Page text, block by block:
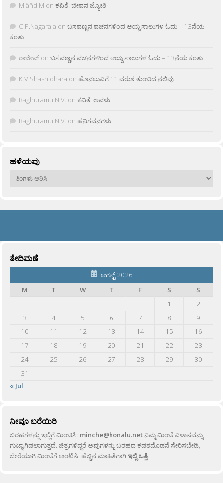
M âñd M on ಕವಿತೆ: ಜೀವನ ಜ್ಯೋತಿ
C.P.Nagaraja on ಬಸವಣ್ಣನ ವಚನಗಳಿಂದ ಆಯ್ದ ಸಾಲುಗಳ ಓದು – 13ನೆಯ
ಕಂತು
ರಾಜೀವ್ on ಬಸವಣ್ಣನ ವಚನಗಳಿಂದ ಆಯ್ದ ಸಾಲುಗಳ ಓದು – 13ನೆಯ ಕಂತು
K.V Shashidhara on ಹೊನಲುವಿಗೆ 11 ವರುಶ ತುಂಬಿದ ನಲಿವು
Raghuramu N.V. on ಕವಿತೆ: ಅವಳು
Raghuramu N.V. on ಹನಿಗವನಗಳು
ಹಳೆಯವು
ಹಳೆಯವು
ತೇದಿಮಣೆ
ಆಗಸ್ಟ್ 2026
M
T W T F S
S
1
2
3
4 5 6 7 8
9
10
11 12 13 14 15
16
17
18 19 20 21 22
23
24
25 26 27 28 29
30
31
« Jul
ನೀವೂ ಬರೆಯಿರಿ
ಬರಹಗಳನ್ನು ಇಲ್ಲಿಗೆ ಮಿಂಚಿಸಿ: minche@honalu.netನಿಮ್ಮ ಮಿಂಚೆ ವಿಳಾಸವನ್ನು
ಗುಟ್ಟಾಗಿಡಲಾಗುತ್ತದೆ. ಚಿತ್ರಗಳಿದ್ದರೆ ಅವುಗಳನ್ನು ಬರಹದ ಕಡತದೊಡನೆ ಸೇರಿಸಬೇಡಿ,
ಬೇರೆಯಾಗಿ ಮಿಂಚೆಗೆ ಅಂಟಿಸಿ. ಹೆಚ್ಚಿನ ಮಾಹಿತಿಗಾಗಿಇಲ್ಲಿ ಒತ್ತಿ.